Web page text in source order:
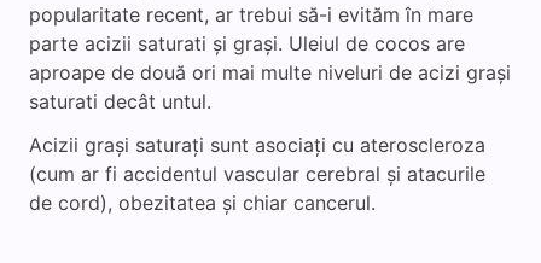
popularitate recent, ar trebui să-i evităm în mare
parte acizii saturati și grași. Uleiul de cocos are
aproape de două ori mai multe niveluri de acizi grași
saturati decât untul.
Acizii grași saturați sunt asociați cu ateroscleroza
(cum ar fi accidentul vascular cerebral și atacurile
de cord), obezitatea și chiar cancerul.